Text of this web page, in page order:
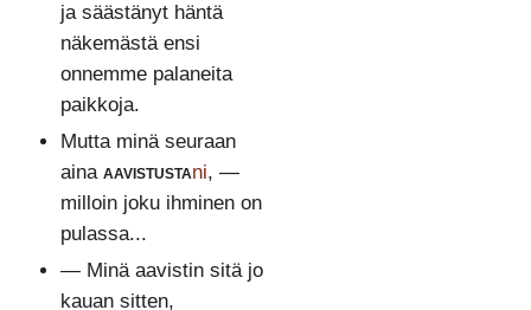
ja säästänyt häntä
näkemästä ensi
onnemme palaneita
paikkoja.
Mutta minä seuraan
aina aavistustani, —
milloin joku ihminen on
pulassa...
— Minä aavistin sitä jo
kauan sitten,